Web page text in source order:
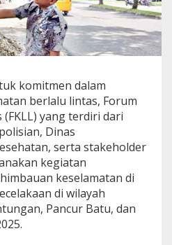
komitmen dalam
berlalu lintas, Forum
yang terdiri dari
Dinas
serta stakeholder
kegiatan
keselamatan di
di wilayah
Pancur Batu, dan